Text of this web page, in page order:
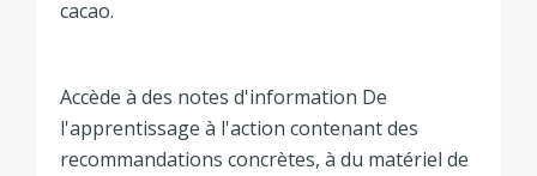
cacao.
Accède à des notes d'information De
l'apprentissage à l'action contenant des
recommandations concrètes, à du matériel de